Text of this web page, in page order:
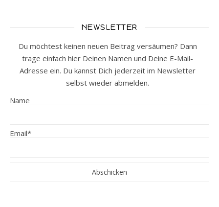
NEWSLETTER
Du möchtest keinen neuen Beitrag versäumen? Dann
trage einfach hier Deinen Namen und Deine E-Mail-
Adresse ein. Du kannst Dich jederzeit im Newsletter
selbst wieder abmelden.
Name
Email*